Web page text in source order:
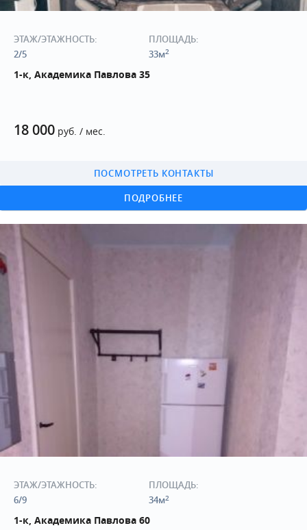
18 000 руб. / мес.
1-к, Академика Павлова 35
ПОДРОБНЕЕ
ПОСМОТРЕТЬ КОНТАКТЫ
ЭТАЖ/ЭТАЖНОСТЬ:
2/5
ПЛОЩАДЬ:
33м2
1-к, Академика Павлова 60
ЭТАЖ/ЭТАЖНОСТЬ:
6/9
ПЛОЩАДЬ:
34м2